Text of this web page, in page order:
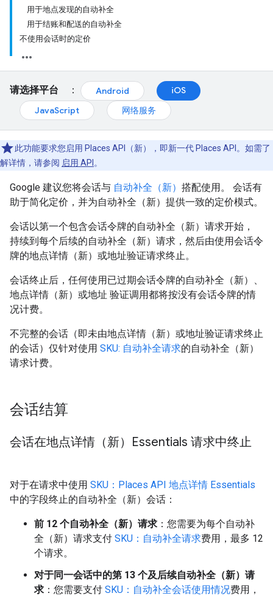
用于地点发现的自动补全
用于结账和配送的自动补全
不使用会话时的定价
请选择平台 ： Android
iOS
JavaScript
网络服务
此功能要求您启用 Places API（新），即新一代 Places API。如需了
解详情，请参阅 启用 API 。
Google 建议您将会话与 自动补全（新） 搭配使用。 会话有
助于简化定价，并为自动补全（新）提供一致的定价模式。
会话以第一个包含会话令牌的自动补全（新）请求开始，
持续到每个后续的自动补全（新）请求，然后由使用会话令
牌的地点详情（新）或地址验证请求终止。
会话终止后，任何使用已过期会话令牌的自动补全（新）、
地点详情（新）或地址 验证调用都将按没有会话令牌的情
况计费。
不完整的会话（即未由地点详情（新）或地址验证请求终止
的会话）仅针对使用 SKU: 自动补全请求的自动补全（新）
请求计费。
会话结算
会话在地点详情（新）Essentials 请求中终止
对于在请求中使用 SKU：Places API 地点详情 Essentials
中的字段终止的自动补全（新）会话：
前 12 个自动补全（新）请求 ：您需要为每个自动补
全（新）请求支付 SKU：自动补全请求费用，最多 12
个请求。
对于同一会话中的第 13 个及后续自动补全（新）请
求 ：您需要支付 SKU：自动补全会话使用情况费用，